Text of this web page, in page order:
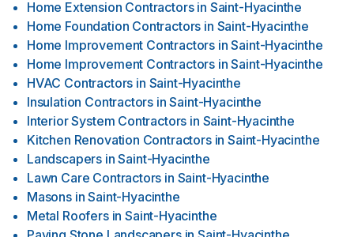
Home Extension Contractors in Saint-Hyacinthe
Home Foundation Contractors in Saint-Hyacinthe
Home Improvement Contractors in Saint-Hyacinthe
Home Improvement Contractors in Saint-Hyacinthe
HVAC Contractors in Saint-Hyacinthe
Insulation Contractors in Saint-Hyacinthe
Interior System Contractors in Saint-Hyacinthe
Kitchen Renovation Contractors in Saint-Hyacinthe
Landscapers in Saint-Hyacinthe
Lawn Care Contractors in Saint-Hyacinthe
Masons in Saint-Hyacinthe
Metal Roofers in Saint-Hyacinthe